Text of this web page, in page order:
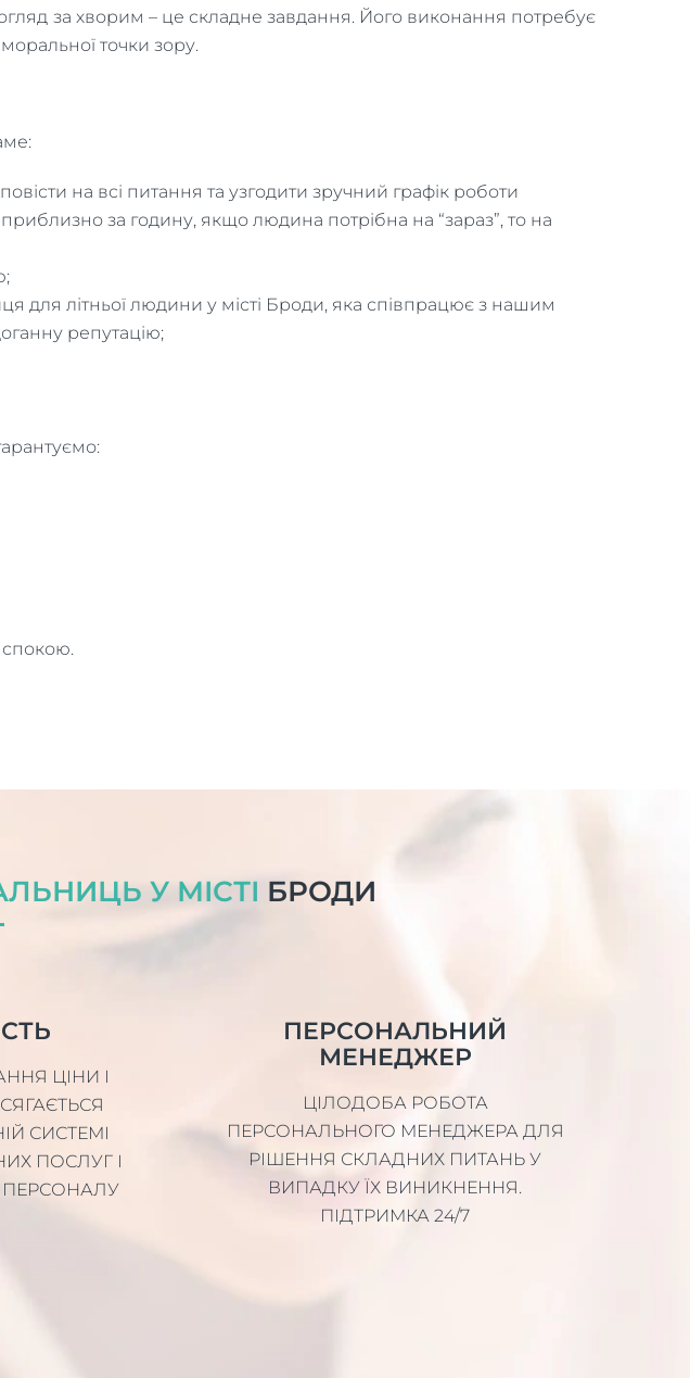
за хворим – це складне завдання. Його виконання потребує
точки зору.
на всі питання та узгодити зручний графік роботи
за годину, якщо людина потрібна на “зараз”, то на
для літньої людини у місті Броди, яка співпрацює з нашим
репутацію;
спокою.
У МІСТІ БРОДИ
ЦІНИ І
СИСТЕМІ
ПОСЛУГ І
ПЕРСОНАЛЬНИЙ
МЕНЕДЖЕР
ЦІЛОДОБА РОБОТА
ПЕРСОНАЛЬНОГО МЕНЕДЖЕРА ДЛЯ
РІШЕННЯ СКЛАДНИХ ПИТАНЬ У
ВИПАДКУ ЇХ ВИНИКНЕННЯ.
ПІДТРИМКА 24/7